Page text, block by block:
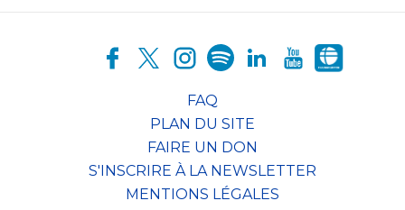
FAQ
PLAN DU SITE
FAIRE UN DON
S'INSCRIRE À LA NEWSLETTER
MENTIONS LÉGALES